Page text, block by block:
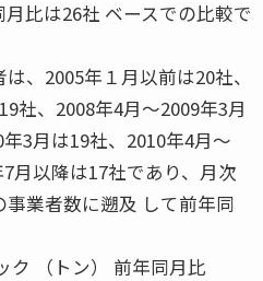
比は26社 ベースでの比較で
、2005年１月以前は20社、
社、2008年4月〜2009年3月
3月は19社、2010年4月〜
月以降は17社であり、月次
業者数に遡及 して前年同
ク （トン） 前年同月比